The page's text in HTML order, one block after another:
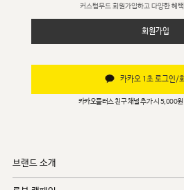
커스텀무드 회원가입하고 다양한 혜
회원가입
카카오 1초 로그인/
카카오플러스 친구 채널 추가 시 5,000원
브랜드 소개